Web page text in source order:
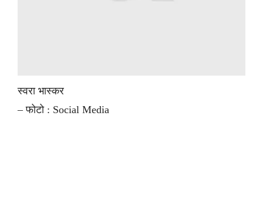
स्वरा भास्कर
– फोटो : Social Media